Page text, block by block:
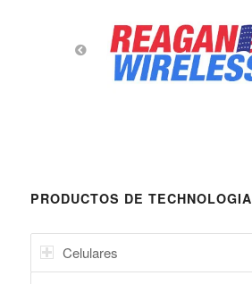
PRODUCTOS DE TECHNOLOGIA
Celulares